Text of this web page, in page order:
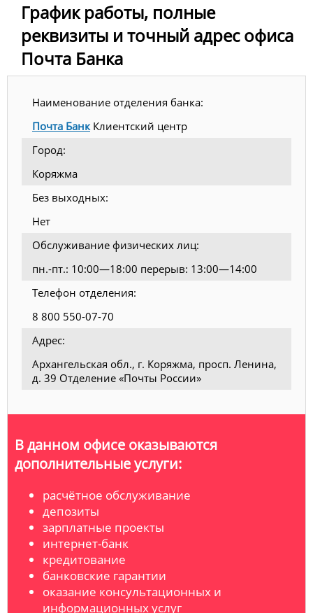
График работы, полные
реквизиты и точный адрес офиса
Почта Банка
Наименование отделения банка:
Почта БанкКлиентский центр
Город:
Коряжма
Без выходных:
Нет
Обслуживание физических лиц:
пн.-пт.: 10:00—18:00 перерыв: 13:00—14:00
Телефон отделения:
8 800 550-07-70
Адрес:
Архангельская обл., г. Коряжма, просп. Ленина,
д. 39 Отделение «Почты России»
В данном офисе оказываются
дополнительные услуги:
расчётное обслуживание
депозиты
зарплатные проекты
интернет-банк
кредитование
банковские гарантии
оказание консультационных и
информационных услуг